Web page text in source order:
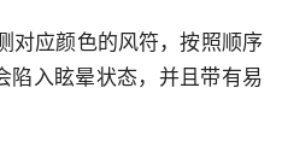
对应颜色的风符，按照顺序
陷入眩晕状态，并且带有易